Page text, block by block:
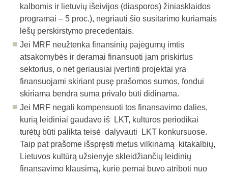
kalbomis ir lietuvių išeivijos (diasporos) žiniasklaidos
programai – 5 proc.), negriauti šio susitarimo kuriamais
lėšų perskirstymo precedentais.
Jei MRF neužtenka finansinių pajėgumų imtis
atsakomybės ir deramai finansuoti jam priskirtus
sektorius, o net geriausiai įvertinti projektai yra
finansuojami skiriant pusę prašomos sumos, fondui
skiriama bendra suma privalo būti didinama.
Jei MRF negali kompensuoti tos finansavimo dalies,
kurią leidiniai gaudavo iš LKT, kultūros periodikai
turėtų būti palikta teisė dalyvauti LKT konkursuose.
Taip pat prašome išspręsti metus vilkinamą kitakalbių,
Lietuvos kultūrą užsienyje skleidžiančių leidinių
finansavimo klausimą, kurie pernai buvo atriboti nuo